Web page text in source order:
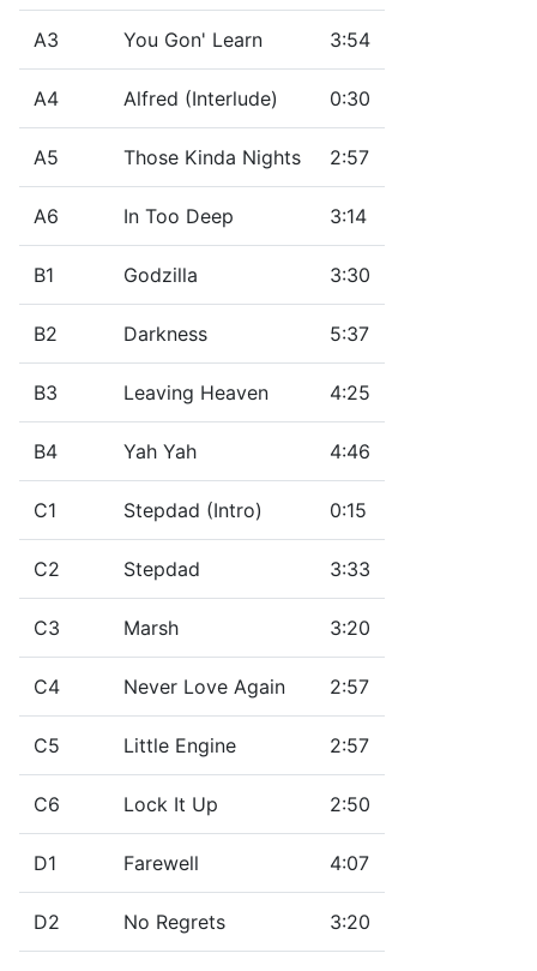
A3 You Gon' Learn 3:54
A4 Alfred (Interlude) 0:30
A5 Those Kinda Nights 2:57
A6 In Too Deep 3:14
B1 Godzilla 3:30
B2 Darkness 5:37
B3 Leaving Heaven 4:25
B4 Yah Yah 4:46
C1 Stepdad (Intro) 0:15
C2 Stepdad 3:33
C3 Marsh 3:20
C4 Never Love Again 2:57
C5 Little Engine 2:57
C6 Lock It Up 2:50
D1 Farewell 4:07
D2 No Regrets 3:20